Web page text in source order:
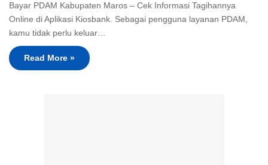
Bayar PDAM Kabupaten Maros – Cek Informasi Tagihannya
Online di Aplikasi Kiosbank. Sebagai pengguna layanan PDAM,
kamu tidak perlu keluar…
Read More »